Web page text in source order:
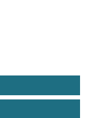
Rechte